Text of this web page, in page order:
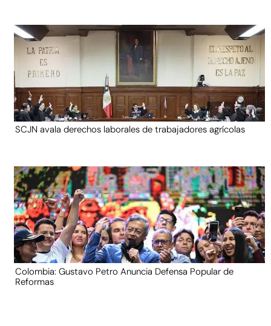
SCJN avala derechos laborales de trabajadores agrícolas
Colombia: Gustavo Petro Anuncia Defensa Popular de
Reformas